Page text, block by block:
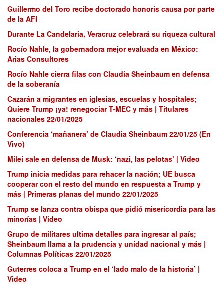
Guillermo del Toro recibe doctorado honoris causa por parte
de la AFI
Durante La Candelaria, Veracruz celebrará su riqueza cultural
Rocío Nahle, la gobernadora mejor evaluada en México:
Arias Consultores
Rocío Nahle cierra filas con Claudia Sheinbaum en defensa
de la soberanía
Cazarán a migrantes en iglesias, escuelas y hospitales;
Quiere Trump ¡ya! renegociar T-MEC y más | Titulares
nacionales 22/01/2025
Conferencia ‘mañanera’ de Claudia Sheinbaum 22/01/25 (En
Vivo)
Milei sale en defensa de Musk: ‘nazi, las pelotas’ | Video
Trump inicia medidas para rehacer la nación; UE busca
cooperar con el resto del mundo en respuesta a Trump y
más | Primeras planas del mundo 22/01/2025
Trump se lanza contra obispa que pidió misericordia para las
minorías | Video
Grupo de militares ultima detalles para ingresar al país;
Sheinbaum llama a la prudencia y unidad nacional y más |
Columnas Políticas 22/01/2025
Guterres coloca a Trump en el ‘lado malo de la historia’ |
Video